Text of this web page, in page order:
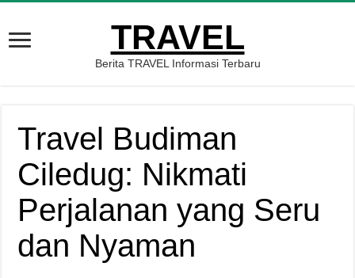
TRAVEL
Berita TRAVEL Informasi Terbaru
Travel Budiman
Ciledug: Nikmati
Perjalanan yang Seru
dan Nyaman